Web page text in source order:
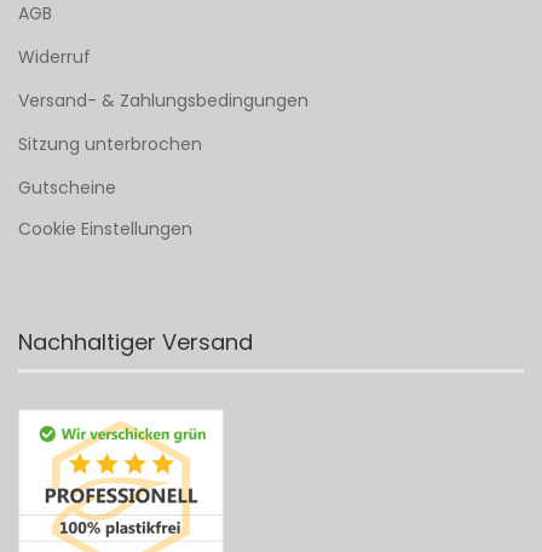
AGB
Widerruf
Versand- & Zahlungsbedingungen
Sitzung unterbrochen
Gutscheine
Cookie Einstellungen
Nachhaltiger Versand